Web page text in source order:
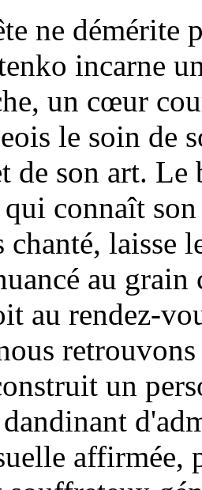
ne démérite
incarne
un cœur
le soin de
de son art.
connaît
chanté, laisse
au grain
au rendez-
un